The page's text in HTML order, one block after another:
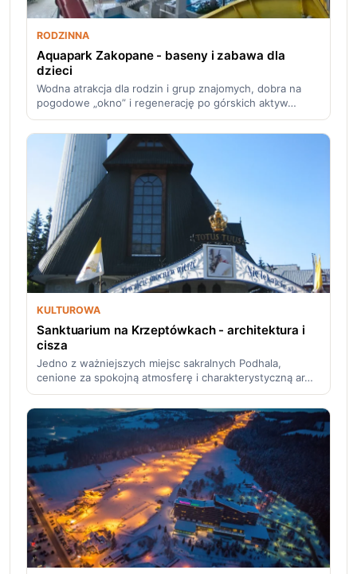
RODZINNA
Aquapark Zakopane - baseny i zabawa dla
dzieci
Wodna atrakcja dla rodzin i grup znajomych, dobra na
pogodowe „okno” i regenerację po górskich aktyw…
KULTUROWA
Sanktuarium na Krzeptówkach - architektura i
cisza
Jedno z ważniejszych miejsc sakralnych Podhala,
cenione za spokojną atmosferę i charakterystyczną ar…